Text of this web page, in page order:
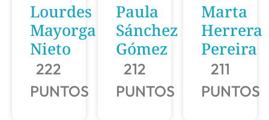
Lourdes
Mayorga
Nieto
222
PUNTOS
Paula
Sánchez
Gómez
212
PUNTOS
Marta
Herrera
Pereira
211
PUNTOS